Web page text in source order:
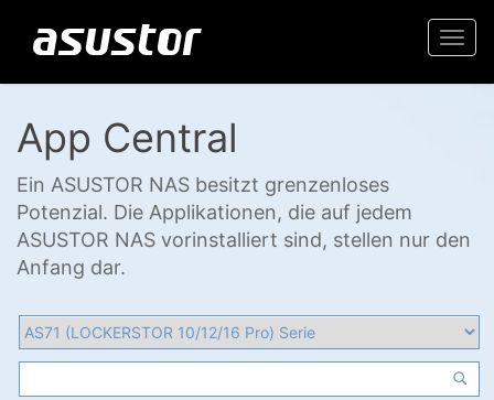
App Central
Ein ASUSTOR NAS besitzt grenzenloses
Potenzial. Die Applikationen, die auf jedem
ASUSTOR NAS vorinstalliert sind, stellen nur den
Anfang dar.